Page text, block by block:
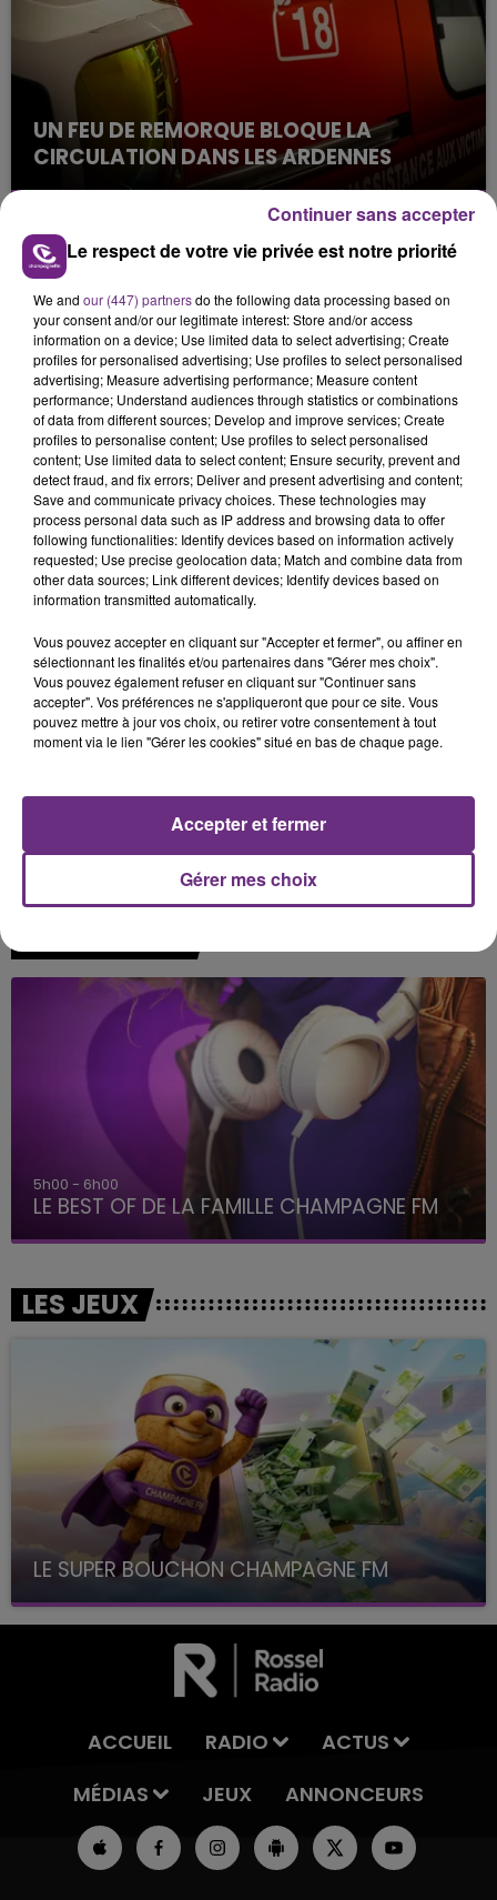
UN FEU DE REMORQUE BLOQUE LA
CIRCULATION DANS LES ARDENNES
Un feu de remorque s'est déclaré ce mercredi en
TITRES DIFFUSÉS
15h29
15h29
TRYO
La Traversee
15h26
15h26
OLIVIA DEAN
So Easy (to Fall In Love)
I Knew It, I Knew You
5h00 - 6h00
LE BEST OF DE LA FAMILLE CHAMPAGNE FM
LES JEUX
LE SUPER BOUCHON CHAMPAGNE FM
avec La Famille Champagne FM, à 8H10
ACCUEIL RADIO
ACTUS
MÉDIAS
JEUX ANNONCEURS
Le respect de votre vie privée est notre priorité
We and our (447) partnersdo the following data processing based on
your consent and/or our legitimate interest: Store and/or access
information on a device; Use limited data to select advertising; Create
profiles for personalised advertising; Use profiles to select personalised
advertising; Measure advertising performance; Measure content
performance; Understand audiences through statistics or combinations
of data from different sources; Develop and improve services; Create
profiles to personalise content; Use profiles to select personalised
content; Use limited data to select content; Ensure security, prevent and
detect fraud, and fix errors; Deliver and present advertising and content;
Save and communicate privacy choices. These technologies may
process personal data such as IP address and browsing data to offer
following functionalities: Identify devices based on information actively
requested; Use precise geolocation data; Match and combine data from
other data sources; Link different devices; Identify devices based on
information transmitted automatically.
Vous pouvez accepter en cliquant sur "Accepter et fermer", ou affiner en
sélectionnant les finalités et/ou partenaires dans "Gérer mes choix".
Vous pouvez également refuser en cliquant sur "Continuer sans
accepter". Vos préférences ne s'appliqueront que pour ce site. Vous
pouvez mettre à jour vos choix, ou retirer votre consentement à tout
moment via le lien "Gérer les cookies" situé en bas de chaque page.
Gérer mes choix
Accepter et fermer
Continuer sans accepter